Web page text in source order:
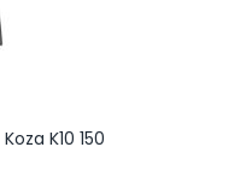
K10 150